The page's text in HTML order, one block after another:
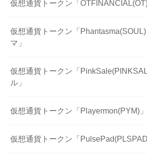
仮想通貨トークン「OTFINANCIAL(OT)
仮想通貨トークン「
マ」
仮想通貨トークン「
ル」
仮想通貨トークン「Playermon(PYM)」
仮想通貨トークン「